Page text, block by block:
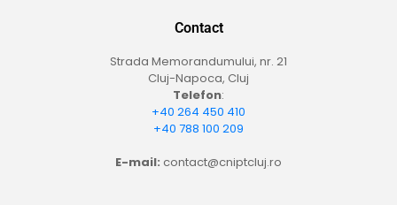
Contact
Strada Memorandumului, nr. 21
Cluj-Napoca, Cluj
Telefon:
+40 264 450 410
+40 788 100 209
E-mail: contact@cniptcluj.ro